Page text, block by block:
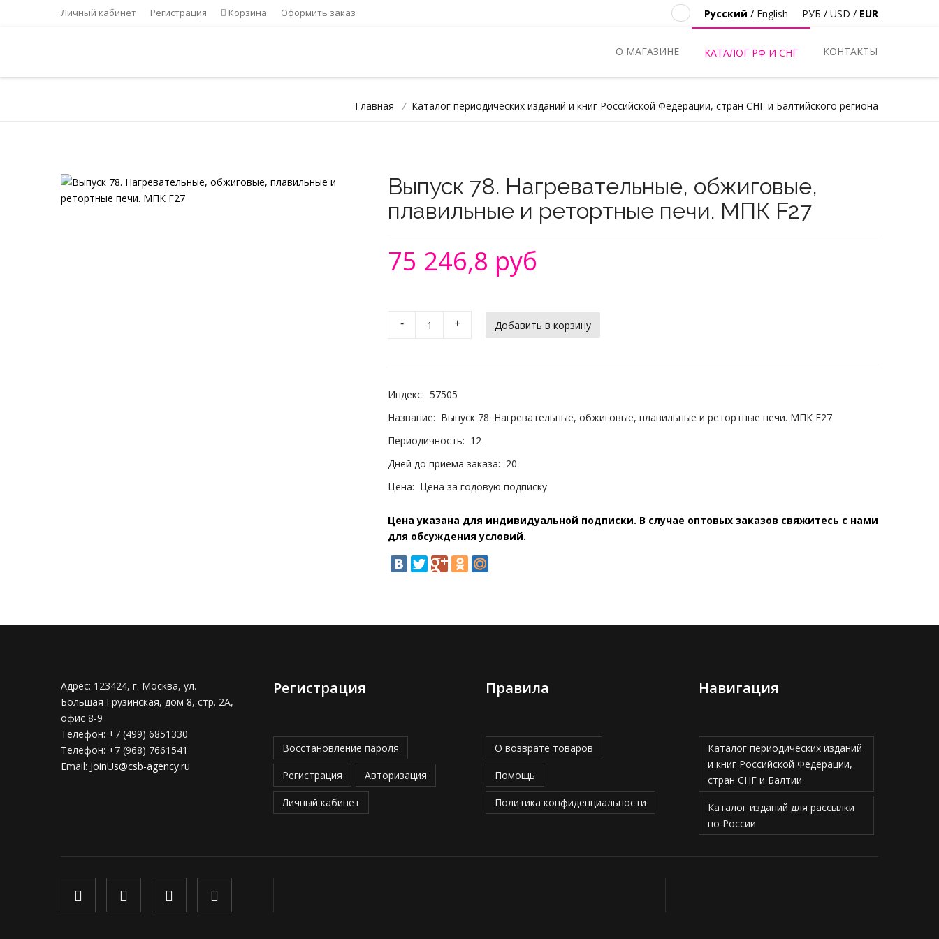
Личный кабинет Регистрация Корзина Оформить заказ РУБ / USD / EUR
Русский / English
О МАГАЗИНЕ КАТАЛОГ РФ И СНГ КОНТАКТЫ
Главная / Каталог периодических изданий и книг Российской Федерации, стран СНГ и Балтийского региона
Выпуск 78. Нагревательные, обжиговые,
плавильные и ретортные печи. МПК F27
75 246,8 руб
- +
Индекс: 57505
Название: Выпуск 78. Нагревательные, обжиговые, плавильные и ретортные печи. МПК F27
Периодичность: 12
Дней до приема заказа: 20
Цена: Цена за годовую подписку
Цена указана для индивидуальной подписки. В случае оптовых заказов свяжитесь с нами
для обсуждения условий.
Адрес: 123424, г. Москва, ул.
Большая Грузинская, дом 8, стр. 2А,
офис 8-9
Телефон: +7 (499) 6851330
Телефон: +7 (968) 7661541
Email: JoinUs@csb-agency.ru
Регистрация
Восстановление пароля
Регистрация Авторизация
Личный кабинет
Правила
О возврате товаров
Помощь
Политика конфиденциальности
Навигация
Каталог периодических изданий
и книг Российской Федерации,
стран СНГ и Балтии
Каталог изданий для рассылки
по России